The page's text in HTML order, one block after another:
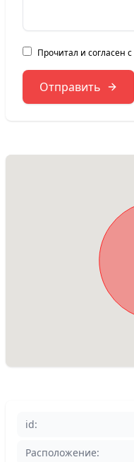
Прочитал и согласен с
Отправить
id:
Расположение: